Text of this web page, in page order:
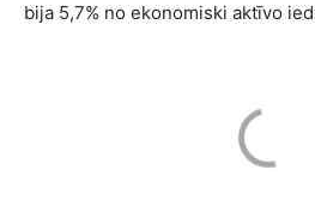
bija 5,7% no ekonomiski aktīvo